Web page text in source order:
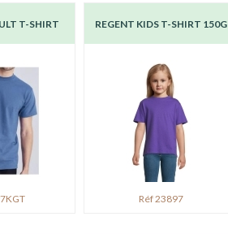
T-SHIRT REGENT KIDS T-SHIRT 150G
Réf 23897